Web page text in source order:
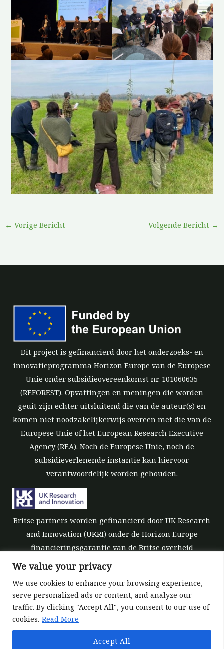
We value your privacy
We use cookies to enhance your browsing experience,
serve personalized ads or content, and analyze our
traffic. By clicking "Accept All", you consent to our use of
cookies. Read More
Accept All
← Vorige Bericht Volgende Bericht →
Dit project is gefinancierd door het onderzoeks- en
innovatieprogramma Horizon Europe van de Europese
Unie onder subsidieovereenkomst nr. 101060635
(REFOREST). Opvattingen en meningen die worden
geuit zijn echter uitsluitend die van de auteur(s) en
komen niet noodzakelijkerwijs overeen met die van de
Europese Unie of het European Research Executive
Agency (REA). Noch de Europese Unie, noch de
subsidieverlenende instantie kan hiervoor
verantwoordelijk worden gehouden.
Britse partners worden gefinancierd door UK Research
and Innovation (UKRI) onder de Horizon Europe
financieringsgarantie van de Britse overheid
[subsidienummer 10039700].
©All rights reserved 2022-2026 | ReForest project
Designed and Developed byEuroproject Ltd.